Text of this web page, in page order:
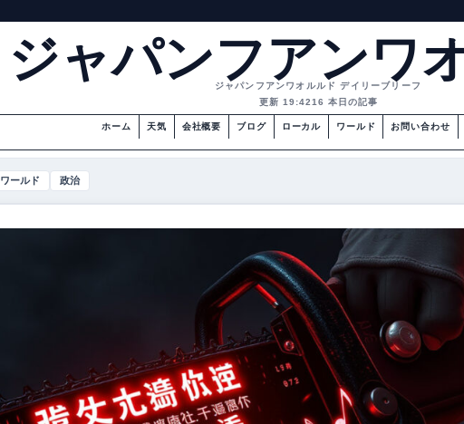
ジャパンフアンワ
ジャパンフアンワオルルド デイリーブリーフ
更新 19:4216 本日の記事
ホーム 天気 会社概要 ブログ ローカル ワールド お問い合わせ
ワールド 政治